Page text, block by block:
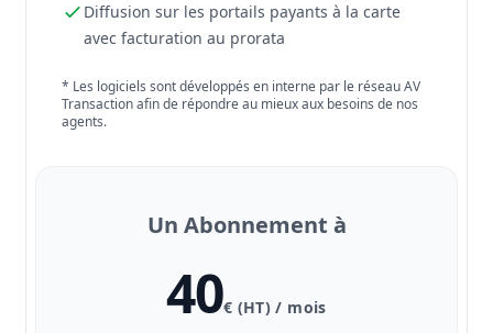
Diffusion sur les portails payants à la carte
avec facturation au prorata
* Les logiciels sont développés en interne par le réseau AV
Transaction afin de répondre au mieux aux besoins de nos
agents.
Un Abonnement à
40€ (HT) / mois